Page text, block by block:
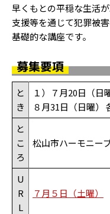
早くもとの平穏な生活
支援等を通じて犯罪被
基礎的な講座です。
募集要項
と
き
１）７月20日（
８月31日（日曜）
と
こ
ろ
松山市ハーモニー
U
R
L
７月５日（土曜）